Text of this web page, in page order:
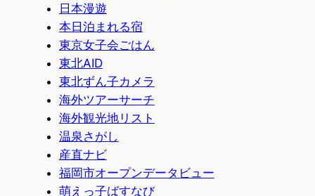
日本漫遊
本日泊まれる宿
東京女子会ごはん
東北AID
東北ずん子カメラ
海外ツアーサーチ
海外観光地リスト
温泉さがし
産直ナビ
福岡市オープンデータビュー
萌えっ子ばすなび